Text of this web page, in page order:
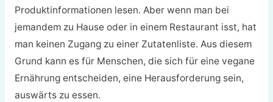
Produktinformationen lesen. Aber wenn man bei
jemandem zu Hause oder in einem Restaurant isst, hat
man keinen Zugang zu einer Zutatenliste. Aus diesem
Grund kann es für Menschen, die sich für eine vegane
Ernährung entscheiden, eine Herausforderung sein,
auswärts zu essen.